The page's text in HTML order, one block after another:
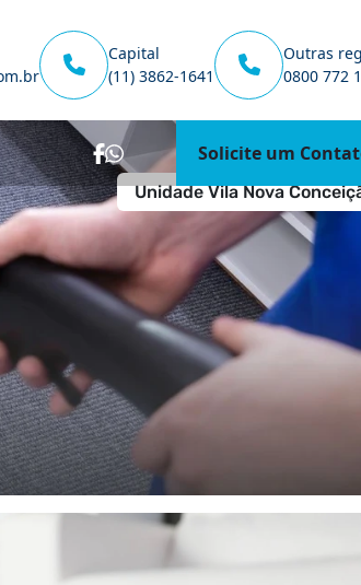
Capital
(11) 3862-1641
Outras
0800 772
Solicite um
Unidade Vila Nova